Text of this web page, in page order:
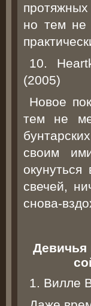
но тем не
10.
(2005)
Новое
тем не
своим
свечей,
снова-
Девичья
1. Вилле